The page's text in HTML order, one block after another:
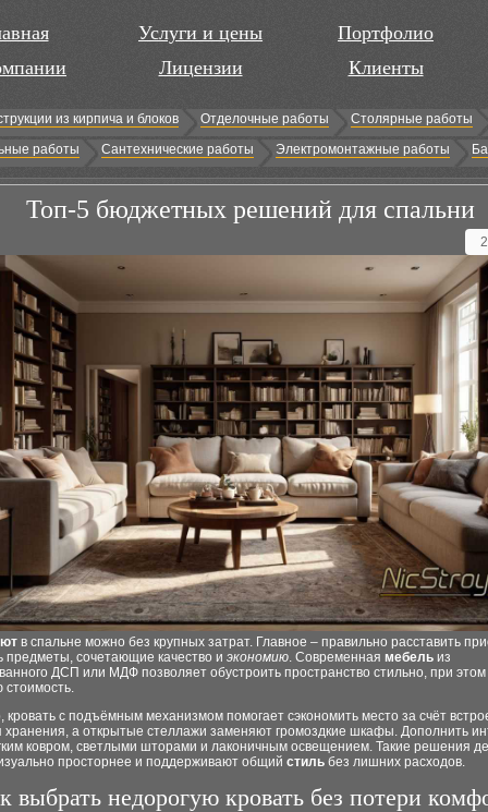
Услуги и цены
Лицензии
Портфолио
Клиенты
из кирпича и блоков Отделочные работы Столярные работы
работы Сантехнические работы Электромонтажные работы
Топ-5 бюджетных решений для спальни
в спальне можно без крупных затрат. Главное – правильно расставить
предметы, сочетающие качество и экономию. Современная мебель из
ДСП или МДФ позволяет обустроить пространство стильно, при этом
стоимость.
кровать с подъёмным механизмом помогает сэкономить место за счёт
хранения, а открытые стеллажи заменяют громоздкие шкафы. Дополнить
ковром, светлыми шторами и лаконичным освещением. Такие решения
просторнее и поддерживают общий стиль без лишних расходов.
выбрать недорогую кровать без потери